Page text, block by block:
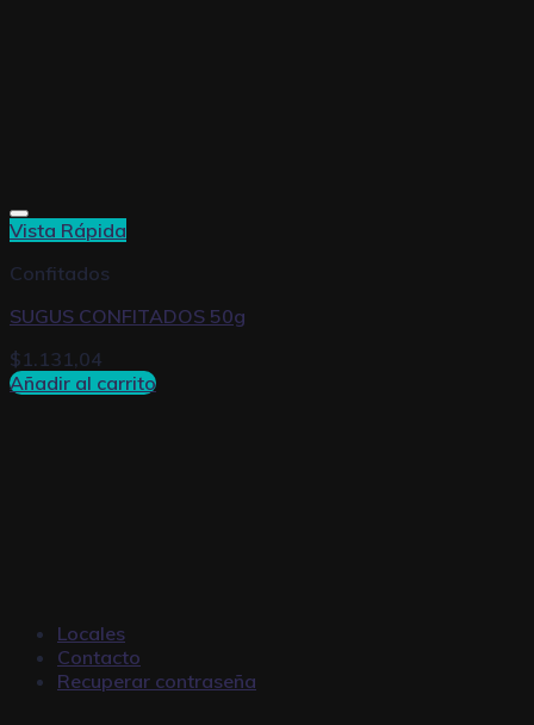
Vista Rápida
Confitados
SUGUS CONFITADOS 50g
$ 1.131,04
Añadir al carrito
Locales
Contacto
Recuperar contraseña